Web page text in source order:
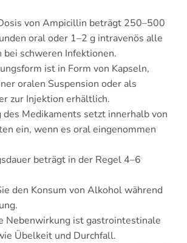
von Ampicillin beträgt 250–500
oral oder 1–2 g intravenös alle
bei schweren Infektionen.
ist in Form von Kapseln,
oralen Suspension oder als
zur Injektion erhältlich.
Medikaments setzt innerhalb von
ein, wenn es oral eingenommen
beträgt in der Regel 4–6
den Konsum von Alkohol während
Nebenwirkung ist gastrointestinale
Übelkeit und Durchfall.